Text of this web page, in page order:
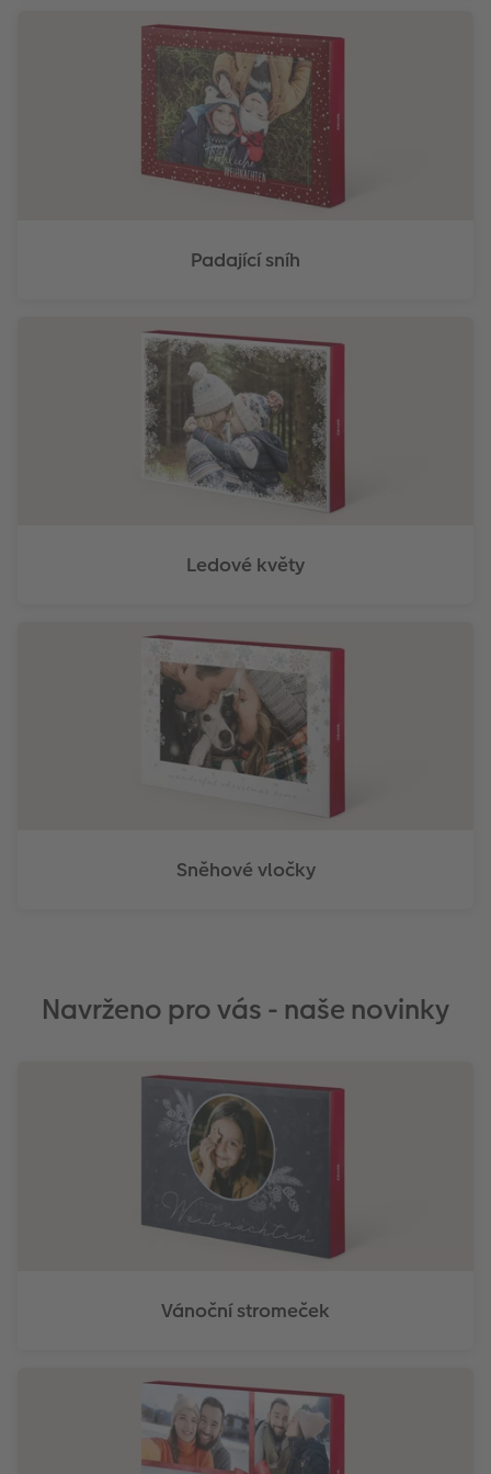
Padající sníh
Ledové květy
Sněhové vločky
Navrženo pro vás - naše novinky
Vánoční stromeček